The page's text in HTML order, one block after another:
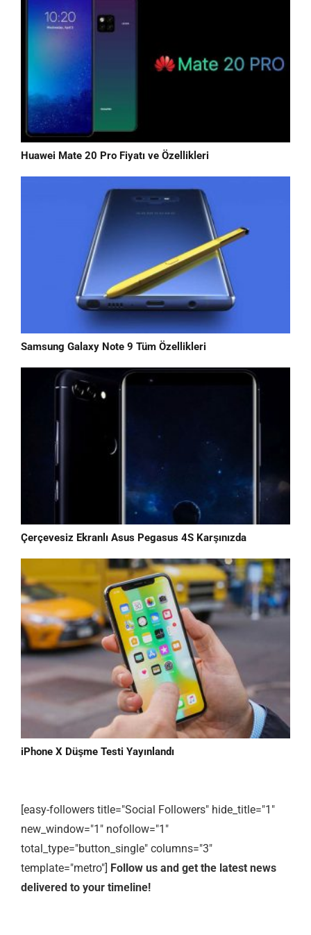
Huawei Mate 20 Pro Fiyatı ve Özellikleri
Samsung Galaxy Note 9 Tüm Özellikleri
Çerçevesiz Ekranlı Asus Pegasus 4S Karşınızda
iPhone X Düşme Testi Yayınlandı
[easy-followers title="Social Followers" hide_title="1"
new_window="1" nofollow="1"
total_type="button_single" columns="3"
template="metro"] Follow us and get the latest news
delivered to your timeline!